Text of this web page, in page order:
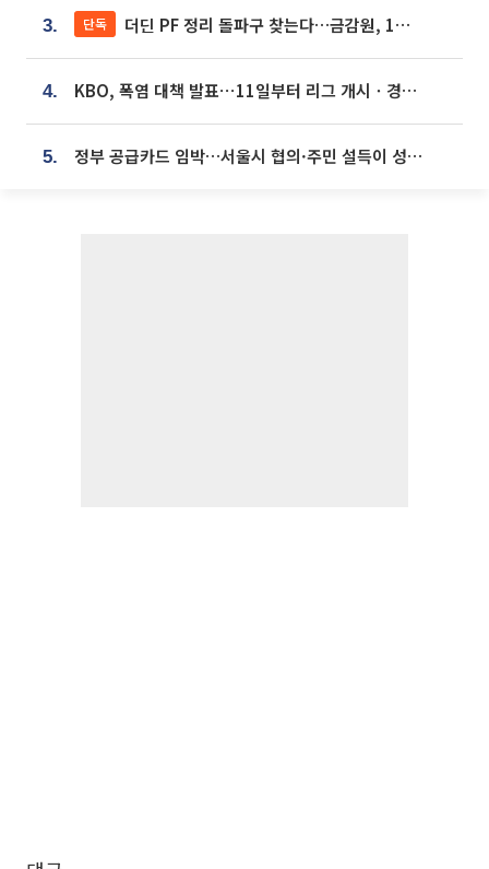
3. 단독 더딘 PF 정리 돌파구 찾는다…금감원, 1년 반 만에 매각설명회 재개
4. KBO, 폭염 대책 발표⋯11일부터 리그 개시ㆍ경기 오후 7시 시작
5. 정부 공급카드 임박…서울시 협의·주민 설득이 성패 가른다 [부동산 해법 전쟁]